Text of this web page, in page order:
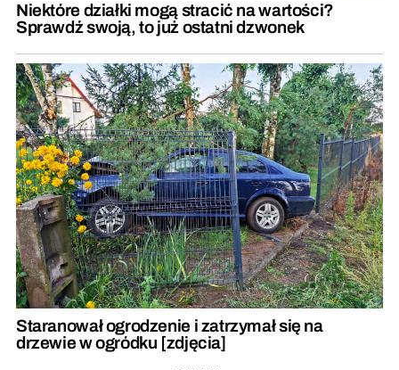
Niektóre działki mogą stracić na wartości?
Sprawdź swoją, to już ostatni dzwonek
Staranował ogrodzenie i zatrzymał się na
drzewie w ogródku [zdjęcia]